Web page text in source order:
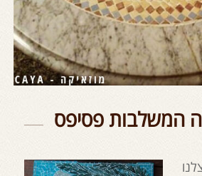
המשלבות פסיפס